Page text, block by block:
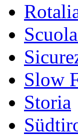
Slow
Storia